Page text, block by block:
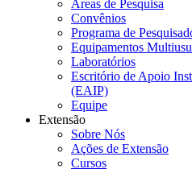
Áreas de Pesquisa
Convênios
Programa de
Equipamentos
Laboratórios
Escritório de Apoio
(EAIP)
Equipe
Extensão
Sobre Nós
Ações de Extensão
Cursos